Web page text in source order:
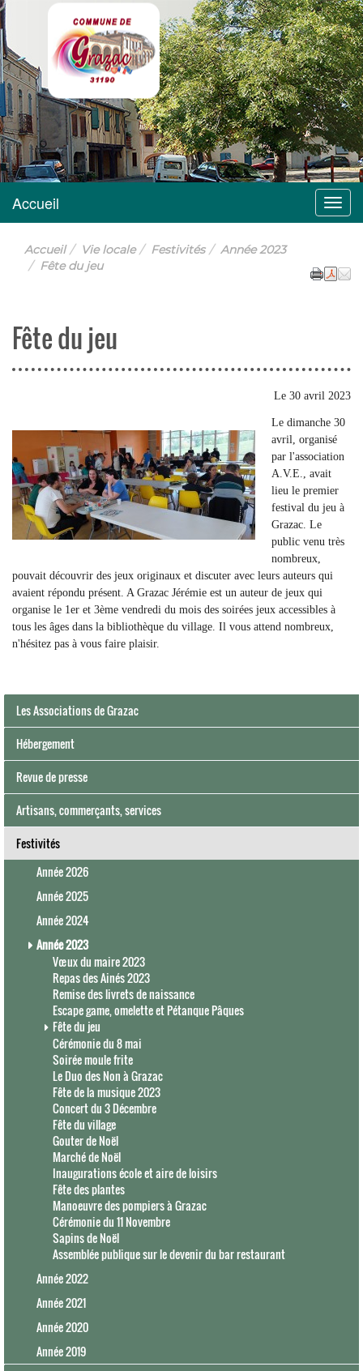
Grazac
Menu
Accueil
Accueil Vie locale Festivités
Année 2023
Fête du jeu
Fête du jeu
Le 30 avril 2023
Le dimanche 30
avril, organisé
par l'association
A.V.E., avait
lieu le premier
festival du jeu à
Grazac. Le
public venu très
nombreux,
pouvait découvrir des jeux originaux et discuter avec leurs auteurs qui
avaient répondu présent. A Grazac Jérémie est un auteur de jeux qui
organise le 1er et 3ème vendredi du mois des soirées jeux accessibles à
tous les âges dans la bibliothèque du village. Il vous attend nombreux,
n'hésitez pas à vous faire plaisir.
Les Associations de Grazac
Hébergement
Revue de presse
Artisans, commerçants, services
Festivités
Année 2026
Année 2025
Année 2024
Année 2023
Vœux du maire 2023
Repas des Ainés 2023
Remise des livrets de naissance
Escape game, omelette et Pétanque Pâques
Fête du jeu
Cérémonie du 8 mai
Soirée moule frite
Le Duo des Non à Grazac
Fête de la musique 2023
Concert du 3 Décembre
Fête du village
Gouter de Noël
Marché de Noël
Inaugurations école et aire de loisirs
Fête des plantes
Manoeuvre des pompiers à Grazac
Cérémonie du 11 Novembre
Sapins de Noël
Assemblée publique sur le devenir du bar restaurant
Année 2022
Année 2021
Année 2020
Année 2019